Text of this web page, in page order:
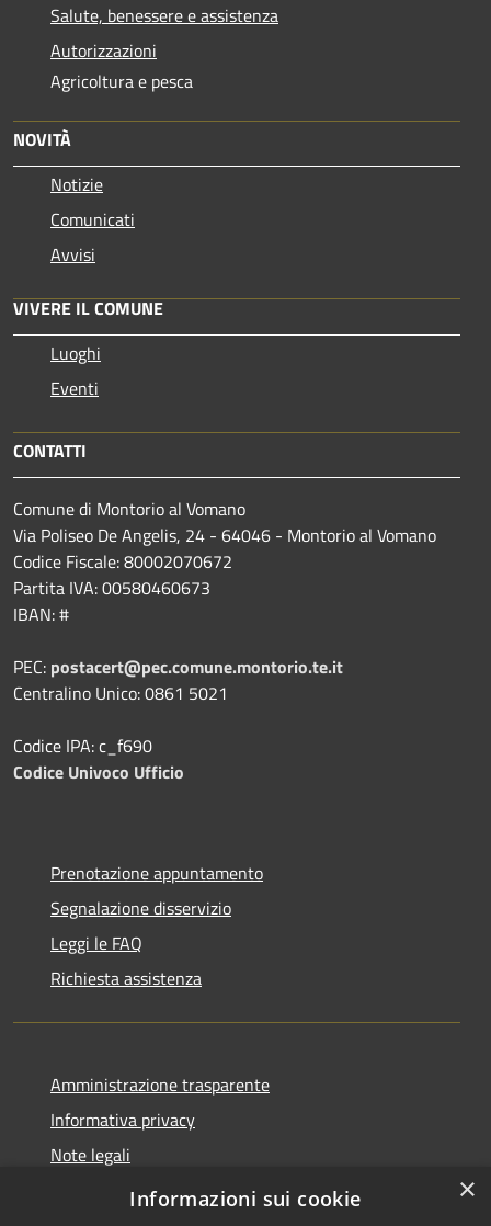
Salute, benessere e assistenza
Autorizzazioni
Agricoltura e pesca
NOVITÀ
Notizie
Comunicati
Avvisi
VIVERE IL COMUNE
Luoghi
Eventi
CONTATTI
Comune di Montorio al Vomano
Via Poliseo De Angelis, 24 - 64046 - Montorio al Vomano
Codice Fiscale: 80002070672
Partita IVA: 00580460673
IBAN: #
PEC: postacert@pec.comune.montorio.te.it
Centralino Unico: 0861 5021
Codice IPA: c_f690
Codice Univoco Ufficio
Prenotazione appuntamento
Segnalazione disservizio
Leggi le FAQ
Richiesta assistenza
Amministrazione trasparente
Informativa privacy
Note legali
Dichiarazione di accessibilità
×
Informazioni sui cookie